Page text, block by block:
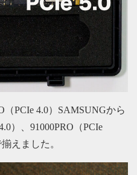
（PCIe 4.0）SAMSUNGから
）、91000PRO（PCIe
えました。